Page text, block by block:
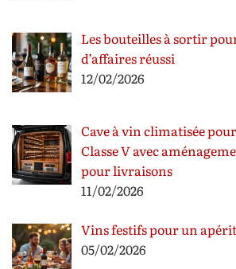
Les bouteilles à sortir
d’affaires réussi
12/02/2026
Cave à vin climatisée
Classe V avec
pour livraisons
11/02/2026
Vins festifs pour un
05/02/2026